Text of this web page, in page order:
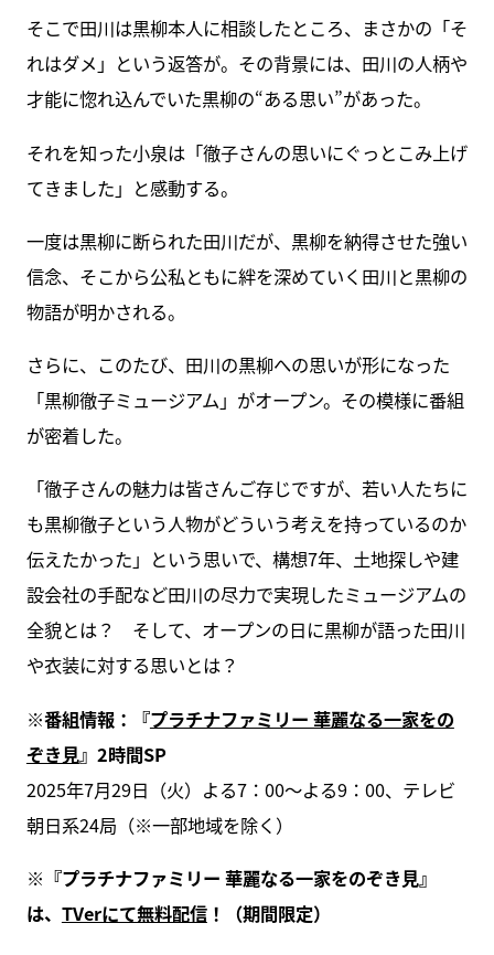
そこで田川は黒柳本人に相談したところ、まさかの「そ
れはダメ」という返答が。その背景には、田川の人柄や
才能に惚れ込んでいた黒柳の“ある思い”があった。
それを知った小泉は「徹子さんの思いにぐっとこみ上げ
てきました」と感動する。
一度は黒柳に断られた田川だが、黒柳を納得させた強い
信念、そこから公私ともに絆を深めていく田川と黒柳の
物語が明かされる。
さらに、このたび、田川の黒柳への思いが形になった
「黒柳徹子ミュージアム」がオープン。その模様に番組
が密着した。
「徹子さんの魅力は皆さんご存じですが、若い人たちに
も黒柳徹子という人物がどういう考えを持っているのか
伝えたかった」という思いで、構想7年、土地探しや建
設会社の手配など田川の尽力で実現したミュージアムの
全貌とは？ そして、オープンの日に黒柳が語った田川
や衣装に対する思いとは？
※番組情報：『プラチナファミリー 華麗なる一家をの
ぞき見』2時間SP
2025年7月29日（火）よる7：00〜よる9：00、テレビ
朝日系24局（※一部地域を除く）
※『プラチナファミリー 華麗なる一家をのぞき見』
は、 TVerにて無料配信！（期間限定）